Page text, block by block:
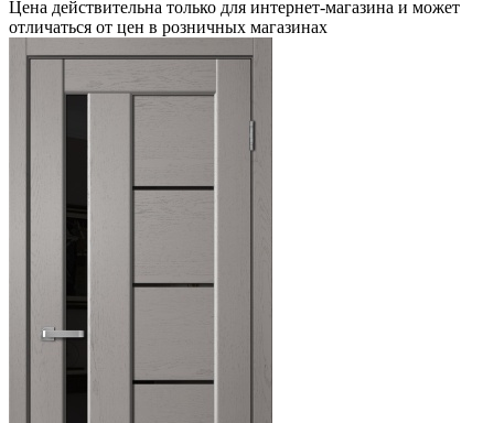
Цена действительна только для интернет-магазина и может
отличаться от цен в розничных магазинах